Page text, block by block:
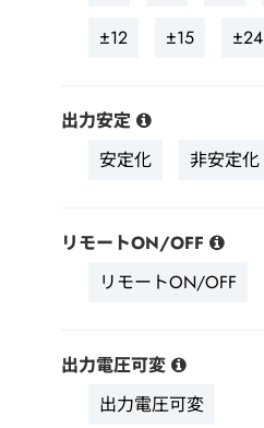
±12 ±15 ±24
出力安定
安定化
非安定化
リモートON/OFF
リモートON/OFF
出力電圧可変
出力電圧可変